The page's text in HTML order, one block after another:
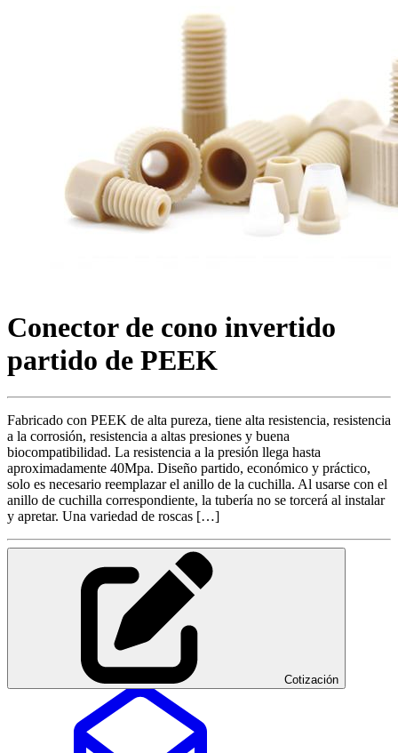
Conector de cono invertido
partido de PEEK
Fabricado con PEEK de alta pureza, tiene alta resistencia, resistencia
a la corrosión, resistencia a altas presiones y buena
biocompatibilidad. La resistencia a la presión llega hasta
aproximadamente 40Mpa. Diseño partido, económico y práctico,
solo es necesario reemplazar el anillo de la cuchilla. Al usarse con el
anillo de cuchilla correspondiente, la tubería no se torcerá al instalar
y apretar. Una variedad de roscas […]
Cotización